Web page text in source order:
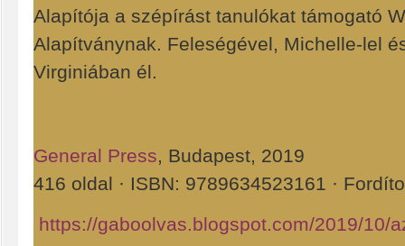
Alapítója a szépírást tanulókat támogató
Alapítványnak. Feleségével, Michelle-lel
Virginiában él.
General Press, Budapest, 2019
416 oldal · ISBN: 9789634523161 ·
https://gaboolvas.blogspot.com/2019/10/